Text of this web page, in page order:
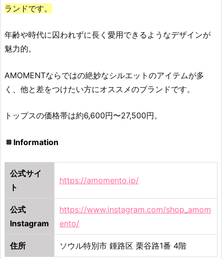
ランドです。
年齢や時代に囚われずに長く愛用できるようなデザインが
魅力的。
AMOMENTならではの絶妙なシルエットのアイテムが多
く、他と差をつけたい方にオススメのブランドです。
トップスの価格帯は約6,600円〜27,500円。
Information
公式サイ
ト
https://amomento.jp/
公式
Instagram
https://www.instagram.com/shop_amom
ento/
住所 ソウル特別市 鍾路区 栗谷路1番 4階